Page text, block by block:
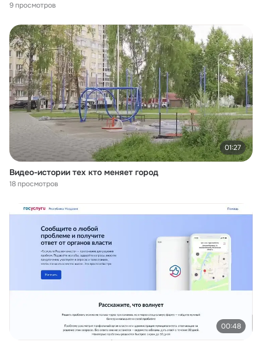
9 просмотров
01:27
Видео-истории тех кто меняет город
18 просмотров
00:48